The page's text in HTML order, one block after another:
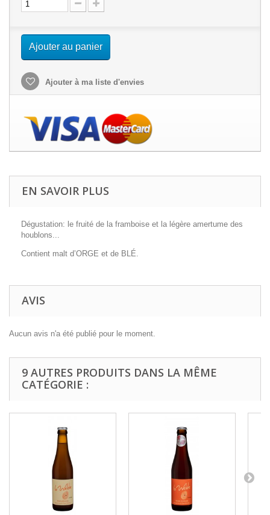
Ajouter au panier
Ajouter à ma liste d'envies
EN SAVOIR PLUS
Dégustation: le fruité de la framboise et la légère amertume des
houblons...
Contient malt d’ORGE et de BLÉ.
AVIS
Aucun avis n'a été publié pour le moment.
9 AUTRES PRODUITS DANS LA MÊME
CATÉGORIE :